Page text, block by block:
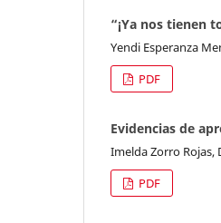
“¡Ya nos tienen
Yendi Esperanza
PDF
Evidencias de
Imelda Zorro Rojas,
PDF